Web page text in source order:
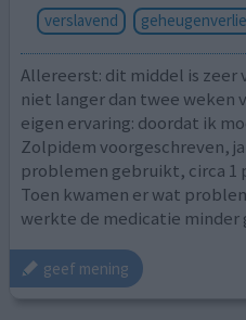
verslavend
Allereerst: dit middel is zeer
niet langer dan twee weken
eigen ervaring: doordat ik
Zolpidem voorgeschreven,
problemen gebruikt, circa 1
Toen kwamen er wat
werkte de medicatie minder
geef mening